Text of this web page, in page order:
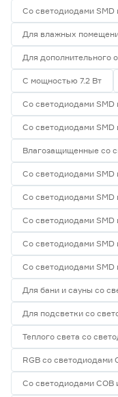
Со светодиодами SMD
Для влажных
Для дополнительного
С мощностью 7.2 Вт
Со светодиодами SMD
Со светодиодами SMD
Влагозащищенные со
Со светодиодами SMD
Со светодиодами
Со светодиодами
Со светодиодами
Со светодиодами
Для бани и сауны со
Для подсветки со
Теплого света со
RGB со светодиодами
Со светодиодами СОВ